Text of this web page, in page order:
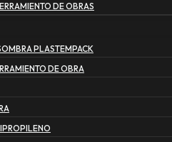
DE OBRAS
PLASTEMPACK
DE OBRA